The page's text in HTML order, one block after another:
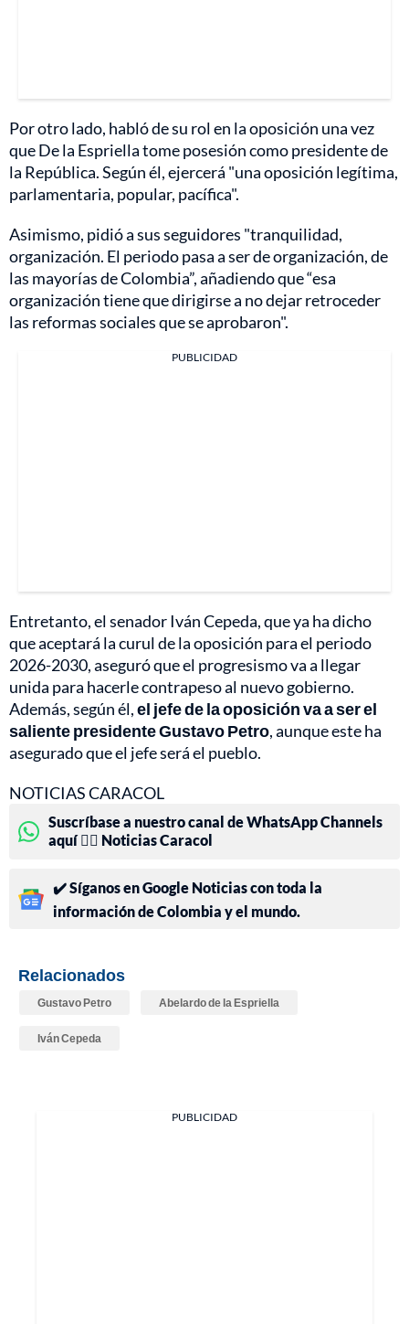
Por otro lado, habló de su rol en la oposición una vez
que De la Espriella tome posesión como presidente de
la República. Según él, ejercerá "una oposición legítima,
parlamentaria, popular, pacífica".
Asimismo, pidió a sus seguidores "tranquilidad,
organización. El periodo pasa a ser de organización, de
las mayorías de Colombia”, añadiendo que “esa
organización tiene que dirigirse a no dejar retroceder
las reformas sociales que se aprobaron".
PUBLICIDAD
Entretanto, el senador Iván Cepeda, que ya ha dicho
que aceptará la curul de la oposición para el periodo
2026-2030, aseguró que el progresismo va a llegar
unida para hacerle contrapeso al nuevo gobierno.
Además, según él,el jefe de la oposición va a ser el
saliente presidente Gustavo Petro, aunque este ha
asegurado que el jefe será el pueblo.
NOTICIAS CARACOL
Suscríbase a nuestro canal de WhatsApp Channels
aquí 👉🏻 Noticias Caracol
✔️ Síganos en Google Noticias con toda la
información de Colombia y el mundo.
Relacionados
Gustavo Petro Abelardo de la Espriella
Iván Cepeda
PUBLICIDAD